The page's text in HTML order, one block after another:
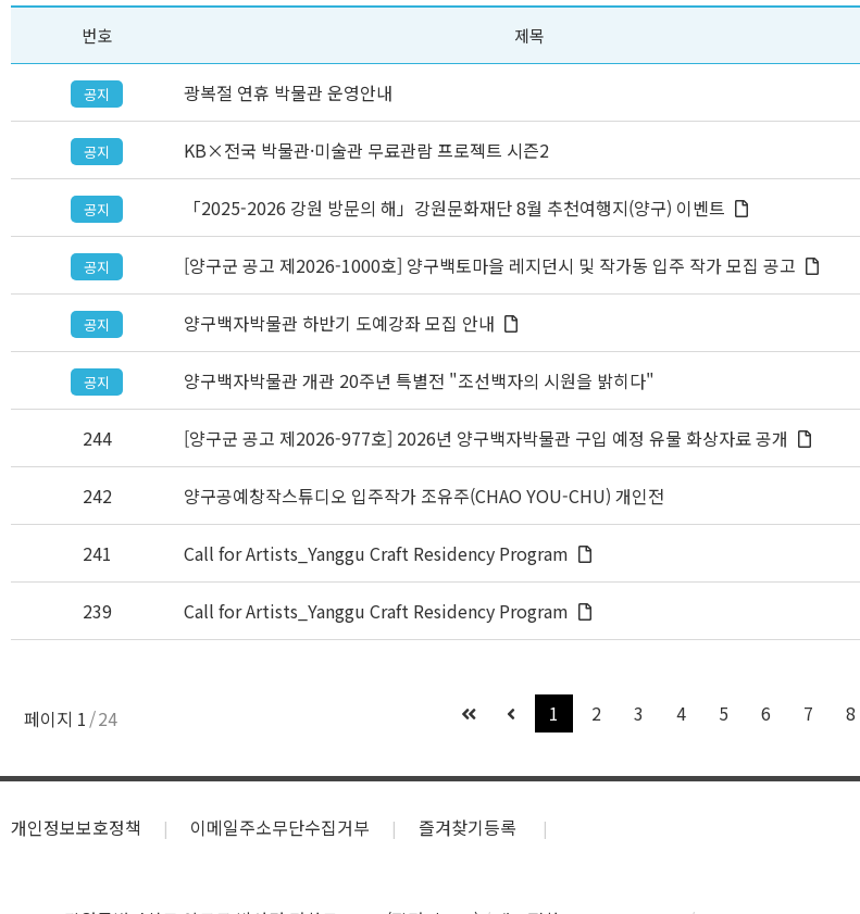
번호 제목
공지 광복절 연휴 박물관 운영안내
공지 KB×전국 박물관·미술관 무료관람 프로젝트 시즌2
공지 「2025-2026 강원 방문의 해」강원문화재단 8월 추천여행지(양구) 이벤트
공지 [양구군 공고 제2026-1000호] 양구백토마을 레지던시 및 작가동 입주 작가 모집 공고
공지 양구백자박물관 하반기 도예강좌 모집 안내
공지 양구백자박물관 개관 20주년 특별전 "조선백자의 시원을 밝히다"
244 [양구군 공고 제2026-977호] 2026년 양구백자박물관 구입 예정 유물 화상자료 공개
242 양구공예창작스튜디오 입주작가 조유주(CHAO YOU-CHU) 개인전
241 Call for Artists_Yanggu Craft Residency Program
239 Call for Artists_Yanggu Craft Residency Program
페이지 1 24 1 2 3 4 5 6 7 8
개인정보보호정책 이메일주소무단수집거부 즐겨찾기등록